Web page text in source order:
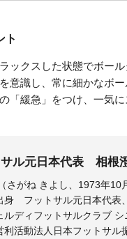
ト
ックスした状態でボール
意識し、常に細かなボ
「緩急」をつけ、一気
サル元日本代表 相根
身 フットサル元日本代表
ルディフットサルクラブ
利活動法人日本フットサル